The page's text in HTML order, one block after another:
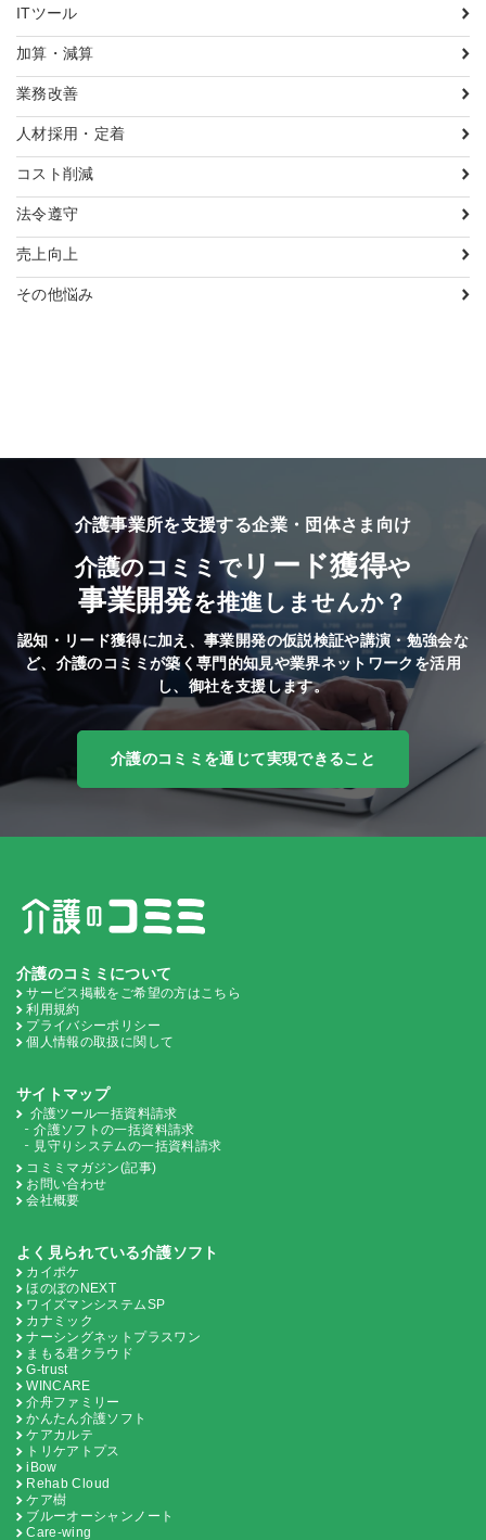
ITツール
加算・減算
業務改善
人材採用・定着
コスト削減
法令遵守
売上向上
その他悩み
介護事業所を支援する企業・団体さま向け
介護のコミミでリード獲得や
事業開発を推進しませんか？
認知・リード獲得に加え、事業開発の仮説検証や講演・勉強会な
ど、 介護のコミミが築く専門的知見や業界ネットワークを活用
し、御社を支援します。
介護のコミミを通じて実現できること
介護のコミミについて
サービス掲載をご希望の方はこちら
利用規約
プライバシーポリシー
個人情報の取扱に関して
サイトマップ
介護ツール一括資料請求
介護ソフトの一括資料請求
見守りシステムの一括資料請求
コミミマガジン(記事)
お問い合わせ
会社概要
よく見られている介護ソフト
カイポケ
ほのぼのNEXT
ワイズマンシステムSP
カナミック
ナーシングネットプラスワン
まもる君クラウド
G-trust
WINCARE
介舟ファミリー
かんたん介護ソフト
ケアカルテ
トリケアトプス
iBow
Rehab Cloud
ケア樹
ブルーオーシャンノート
Care-wing